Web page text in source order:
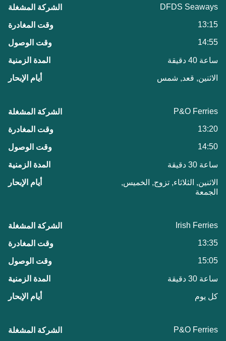
DFDS Seaways
13:15
14:55
ساعة 40 دقيقة
الاثنين, قعد, شمس
P&O Ferries
13:20
14:50
ساعة 30 دقيقة
الاثنين, الثلاثاء, تزوج, الخميس,
الجمعة
Irish Ferries
13:35
15:05
ساعة 30 دقيقة
كل يوم
P&O Ferries